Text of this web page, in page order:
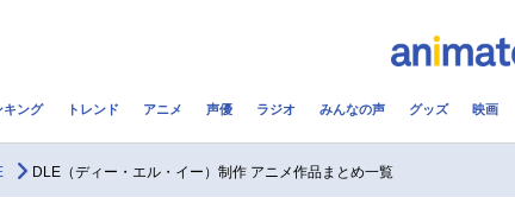
キング トレンド アニメ 声優 ラジオ みんなの声 グッズ 映画
DLE（ディー・エル・イー）制作 アニメ作品まとめ一覧